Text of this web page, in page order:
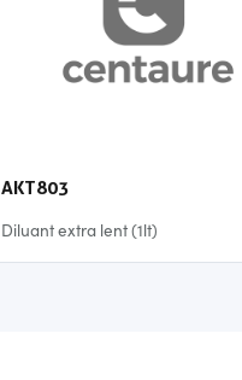
AKT803
Diluant extra lent (1lt)